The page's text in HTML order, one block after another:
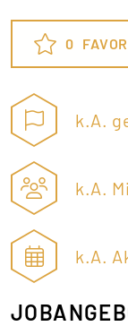
0
k.A.
k.A.
k.A.